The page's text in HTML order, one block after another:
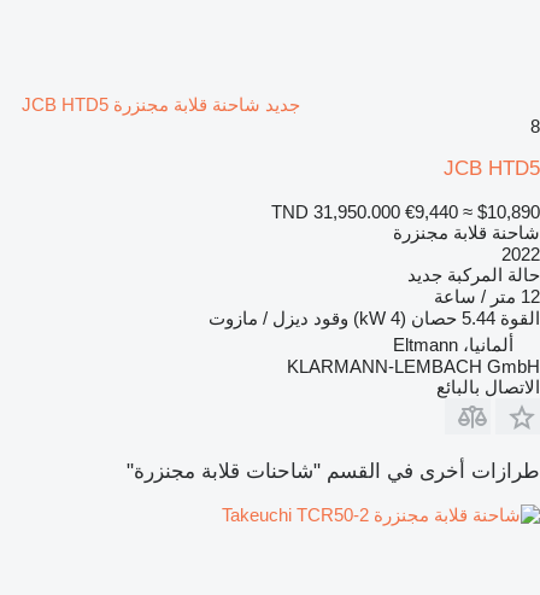
جديد شاحنة قلابة مجنزرة JCB HTD5
8
JCB HTD5
TND 31,950.000 €9,440 ≈ $10,890
شاحنة قلابة مجنزرة
2022
حالة المركبة جديد
12 متر / ساعة
القوة 5.44 حصان (4 kW) وقود ديزل / مازوت
ألمانيا، Eltmann
KLARMANN-LEMBACH GmbH
الاتصال بالبائع
طرازات أخرى في القسم "شاحنات قلابة مجنزرة"